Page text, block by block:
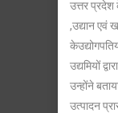
उत्तर प्रदेश
,उद्यान एवं
उद्यमियों
उन्होंने
उत्पादन